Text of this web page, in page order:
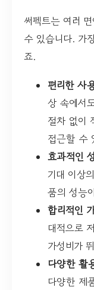
써펙트는 여러
수 있습니다. 가
죠.
편리한 사
상 속에서
절차 없이
접근할 수
효과적인
기대 이상
품의 성능
합리적인
대적으로
가성비가
다양한 활
다양한 제